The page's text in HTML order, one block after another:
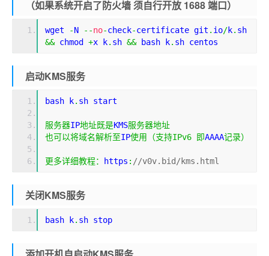
（如果系统开启了防火墙 须自行开放 1688 端口）
wget -N --no-check-certificate git . io/k.
&& chmod +x k. sh && bash k. sh centos
启动KMS服务
bash k. sh start
服务器IP地址既是KMS服务器地址
也可以将域名解析至IP使用（支持IPv6 即AAAA记录）
更多详细教程： https : //v0v.bid/kms.html
关闭KMS服务
bash k. sh stop